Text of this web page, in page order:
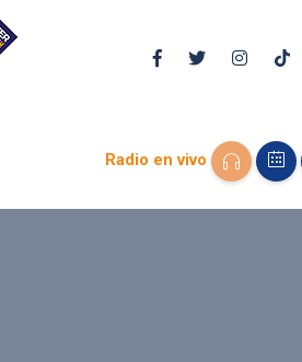
Radio en vivo